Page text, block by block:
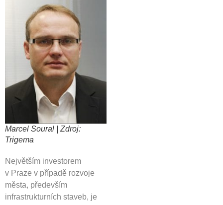
Marcel Soural | Zdroj:
Trigema
Největším investorem
v Praze v případě rozvoje
města, především
infrastrukturních staveb, je